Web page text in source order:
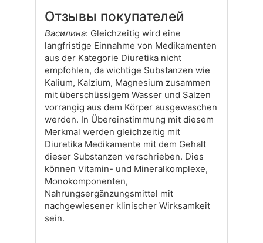
Отзывы покупателей
Василина: Gleichzeitig wird eine
langfristige Einnahme von Medikamenten
aus der Kategorie Diuretika nicht
empfohlen, da wichtige Substanzen wie
Kalium, Kalzium, Magnesium zusammen
mit überschüssigem Wasser und Salzen
vorrangig aus dem Körper ausgewaschen
werden. In Übereinstimmung mit diesem
Merkmal werden gleichzeitig mit
Diuretika Medikamente mit dem Gehalt
dieser Substanzen verschrieben. Dies
können Vitamin- und Mineralkomplexe,
Monokomponenten,
Nahrungsergänzungsmittel mit
nachgewiesener klinischer Wirksamkeit
sein.